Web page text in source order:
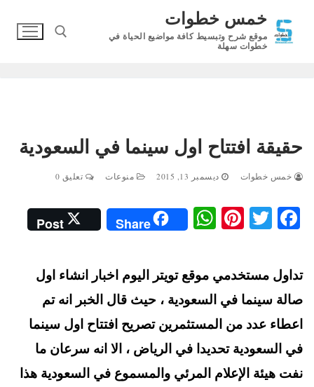
المحتوى
خمس خطوات
موقع شرح وتبسيط كافة مواضيع الحياة في
خطوات سهلة
حقيقة افتتاح اول سينما في السعودية
خمس خطوات ديسمبر 13, 2015 منوعات تعليق 0
Fa
ok
T
r
Pi
es
t
W
ha
ts
A
pp
Share
Post
تداول مستخدمي موقع تويتر اليوم اخبار انشاء اول
صالة سينما في السعودية ، حيث قال الخبر انه تم
اعطاء عدد من المستثمرين تصريح افتتاح اول سينما
في السعودية تحديدا في الرياض ، الا انه سرعان ما
نفت هيئة الإعلام المرئي والمسموع في السعودية هذا